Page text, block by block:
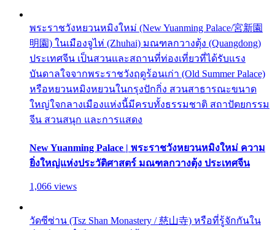
พระราชวังหยวนหมิงใหม่ (New Yuanming Palace/宮新園
明園) ในเมืองจูไห่ (Zhuhai) มณฑลกวางตุ้ง (Quangdong)
ประเทศจีน เป็นสวนและสถานที่ท่องเที่ยวที่ได้รับแรง
บันดาลใจจากพระราชวังฤดูร้อนเก่า (Old Summer Palace)
หรือหยวนหมิงหยวนในกรุงปักกิ่ง สวนสาธารณะขนาด
ใหญ่ใจกลางเมืองแห่งนี้มีครบทั้งธรรมชาติ สถาปัตยกรรม
จีน สวนสนุก และการแสดง
New Yuanming Palace | พระราชวังหยวนหมิงใหม่ ความ
ยิ่งใหญ่แห่งประวัติศาสตร์ มณฑลกวางตุ้ง ประเทศจีน
1,066 views
วัดซีซ่าน (Tsz Shan Monastery / 慈山寺) หรือที่รู้จักกันใน